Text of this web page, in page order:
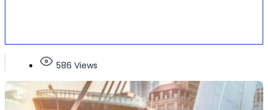
586 Views